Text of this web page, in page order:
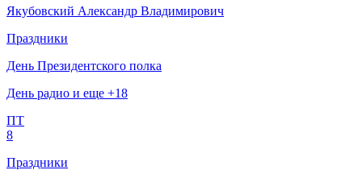
Якубовский Александр Владимирович
Праздники
День Президентского полка
День радио и еще +18
ПТ
8
Праздники